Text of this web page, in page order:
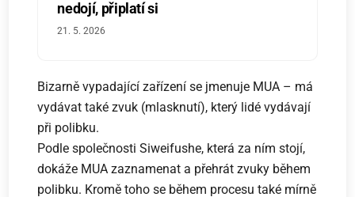
nedojí, připlatí si
21. 5. 2026
Bizarně vypadající zařízení se jmenuje MUA – má
vydávat také zvuk (mlasknutí), který lidé vydávají
při polibku.
Podle společnosti Siweifushe, která za ním stojí,
dokáže MUA zaznamenat a přehrát zvuky během
polibku. Kromě toho se během procesu také mírně